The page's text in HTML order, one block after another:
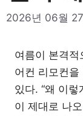
2026년 06월
여름이 본격
어컨 리모컨
있다. “왜 이
이 제대로 나